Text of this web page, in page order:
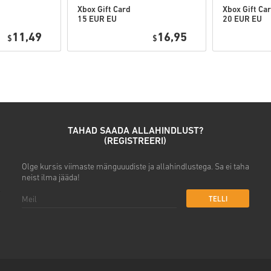
Vaata kiiret juhendit ülal või
$ 11,49
Xbox Gift Card
15 EUR EU
$ 16,95
Xbox Gift
20 EUR EU
TAHAD SAADA ALLAHINDLUST?
(REGISTREERI)
Olge kursis viimaste mänguuudiste ja allahindlustega. Sa ei taha
neist ilma jääda!
TELLI